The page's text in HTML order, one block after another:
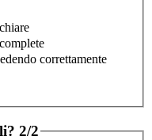
correttamente
2/2